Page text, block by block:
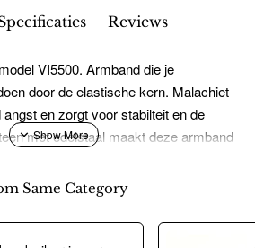
Reviews
VI5500. Armband die je
door de elastische kern. Malachiet
en zorgt voor stabilteit en de
met edelstaal maakt deze armband
Same Category